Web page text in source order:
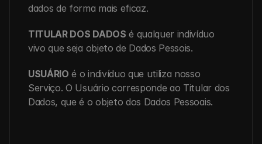
dados de forma mais eficaz.
TITULAR DOS DADOS é qualquer indivíduo
vivo que seja objeto de Dados Pessois.
USUÁRIO é o indivíduo que utiliza nosso
Serviço. O Usuário corresponde ao Titular dos
Dados, que é o objeto dos Dados Pessoais.